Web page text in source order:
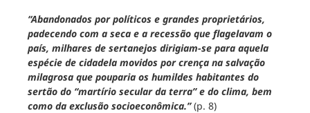
“Abandonados por políticos e grandes proprietários,
padecendo com a seca e a recessão que flagelavam o
país, milhares de sertanejos dirigiam-se para aquela
espécie de cidadela movidos por crença na salvação
milagrosa que pouparia os humildes habitantes do
sertão do “martírio secular da terra” e do clima, bem
como da exclusão socioeconômica.”(p. 8)